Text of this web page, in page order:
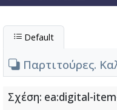
Default
Παρτιτούρες.
Σχέση: ea:digital-